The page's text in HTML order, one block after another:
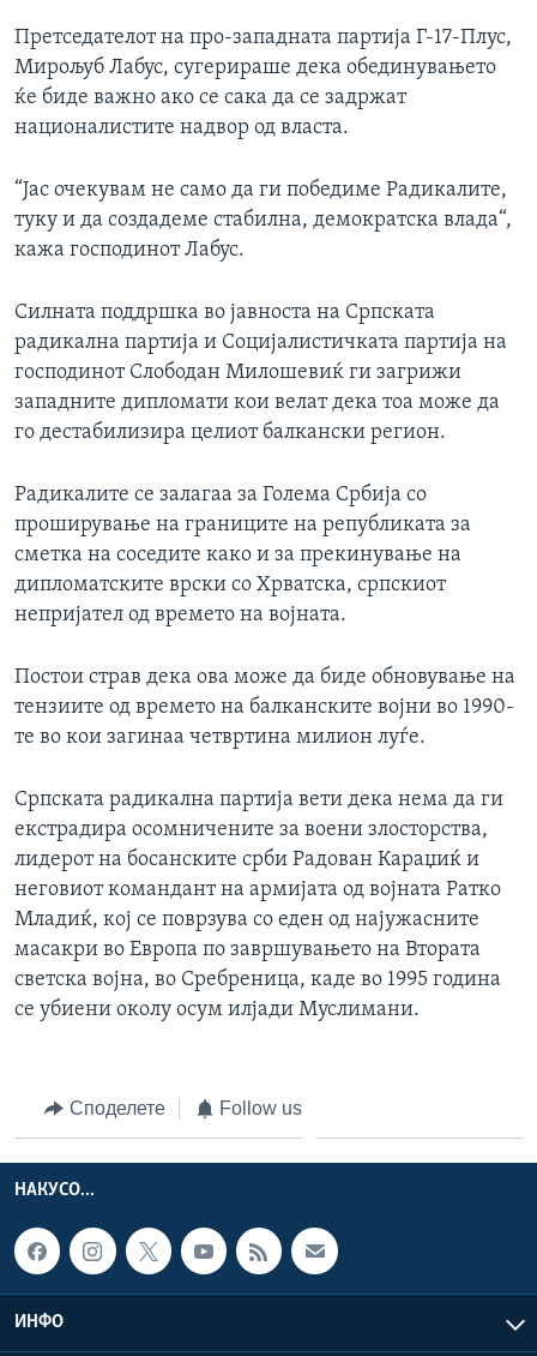
Претседателот на про-западната партија Г-17-Плус,
Мирољуб Лабус, сугерираше дека обединувањето
ќе биде важно ако се сака да се задржат
националистите надвор од власта.
“Јас очекувам не само да ги победиме Радикалите,
туку и да создадеме стабилна, демократска влада“,
кажа господинот Лабус.
Силната поддршка во јавноста на Српската
радикална партија и Социјалистичката партија на
господинот Слободан Милошевиќ ги загрижи
западните дипломати кои велат дека тоа може да
го дестабилизира целиот балкански регион.
Радикалите се залагаа за Голема Србија со
проширување на границите на републиката за
сметка на соседите како и за прекинување на
дипломатските врски со Хрватска, српскиот
непријател од времето на војната.
Постои страв дека ова може да биде обновување на
тензиите од времето на балканските војни во 1990-
те во кои загинаа четвртина милион луѓе.
Српската радикална партија вети дека нема да ги
екстрадира осомничените за воени злосторства,
лидерот на босанските срби Радован Караџиќ и
неговиот командант на армијата од војната Ратко
Младиќ, кој се поврзува со еден од најужасните
масакри во Европа по завршувањето на Втората
светска војна, во Сребреница, каде во 1995 година
се убиени околу осум илјади Муслимани.
Споделете Follow us
НАКУСО...
ИНФО